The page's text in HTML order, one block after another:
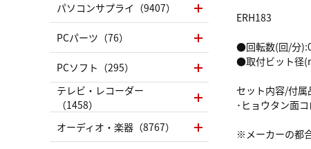
ERH183
●回転数(回/分
●取付ビット径
セット内容/付属
･ヒョウタン面
※メーカーの都
パソコンサプライ（9407）
PCパーツ（76）
PCソフト（295）
テレビ・レコーダー
（1458）
オーディオ・楽器（8767）